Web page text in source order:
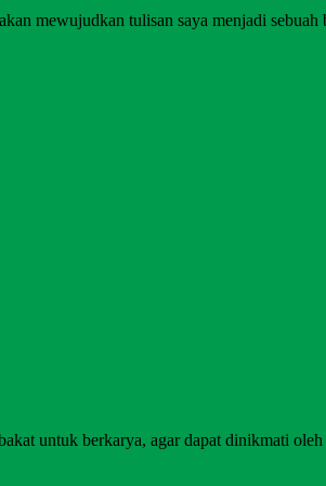
mewujudkan tulisan saya menjadi sebuah
untuk berkarya, agar dapat dinikmati